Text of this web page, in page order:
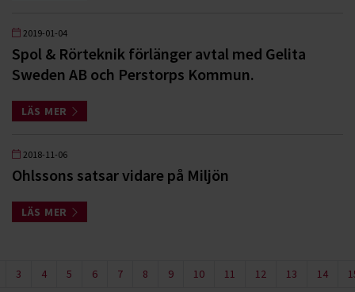
2019-01-04
Spol & Rörteknik förlänger avtal med Gelita
Sweden AB och Perstorps Kommun.
LÄS MER
2018-11-06
Ohlssons satsar vidare på Miljön
LÄS MER
3 4 5 6 7 8 9 10 11 12 13 14